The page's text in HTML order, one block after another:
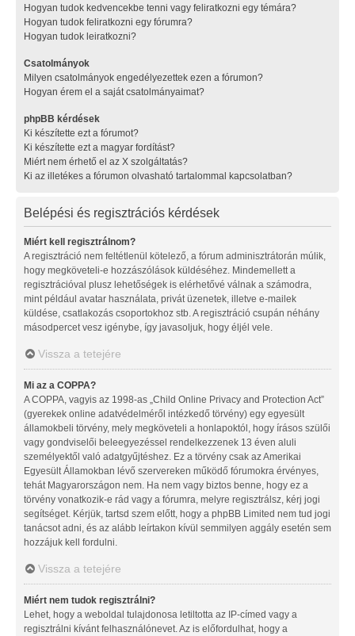
Hogyan tudok kedvencekbe tenni vagy feliratkozni egy témára?
Hogyan tudok feliratkozni egy fórumra?
Hogyan tudok leiratkozni?
Csatolmányok
Milyen csatolmányok engedélyezettek ezen a fórumon?
Hogyan érem el a saját csatolmányaimat?
phpBB kérdések
Ki készítette ezt a fórumot?
Ki készítette ezt a magyar fordítást?
Miért nem érhető el az X szolgáltatás?
Ki az illetékes a fórumon olvasható tartalommal kapcsolatban?
Belépési és regisztrációs kérdések
Miért kell regisztrálnom?
A regisztráció nem feltétlenül kötelező, a fórum adminisztrátorán múlik,
hogy megköveteli-e hozzászólások küldéséhez. Mindemellett a
regisztrációval plusz lehetőségek is elérhetővé válnak a számodra,
mint például avatar használata, privát üzenetek, illetve e-mailek
küldése, csatlakozás csoportokhoz stb. A regisztráció csupán néhány
másodpercet vesz igénybe, így javasoljuk, hogy éljél vele.
Vissza a tetejére
Mi az a COPPA?
A COPPA, vagyis az 1998-as „Child Online Privacy and Protection Act”
(gyerekek online adatvédelméről intézkedő törvény) egy egyesült
államokbeli törvény, mely megköveteli a honlapoktól, hogy írásos szülői
vagy gondviselői beleegyezéssel rendelkezzenek 13 éven aluli
személyektől való adatgyűjtéshez. Ez a törvény csak az Amerikai
Egyesült Államokban lévő szervereken működő fórumokra érvényes,
tehát Magyarországon nem. Ha nem vagy biztos benne, hogy ez a
törvény vonatkozik-e rád vagy a fórumra, melyre regisztrálsz, kérj jogi
segítséget. Kérjük, tartsd szem előtt, hogy a phpBB Limited nem tud jogi
tanácsot adni, és az alább leírtakon kívül semmilyen aggály esetén sem
hozzájuk kell fordulni.
Vissza a tetejére
Miért nem tudok regisztrálni?
Lehet, hogy a weboldal tulajdonosa letiltotta az IP-címed vagy a
regisztrálni kívánt felhasználónevet. Az is előfordulhat, hogy a